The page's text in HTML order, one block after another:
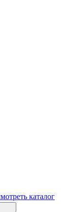
каталог